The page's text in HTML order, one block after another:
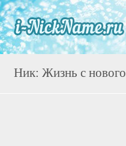
Ник: Жизнь с нового